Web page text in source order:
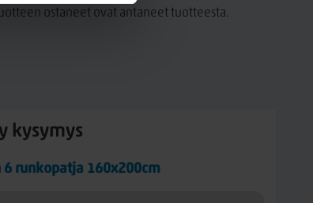
ostaneet ovat antaneet tuotteesta.
kysymys
6 runkopatja 160x200cm